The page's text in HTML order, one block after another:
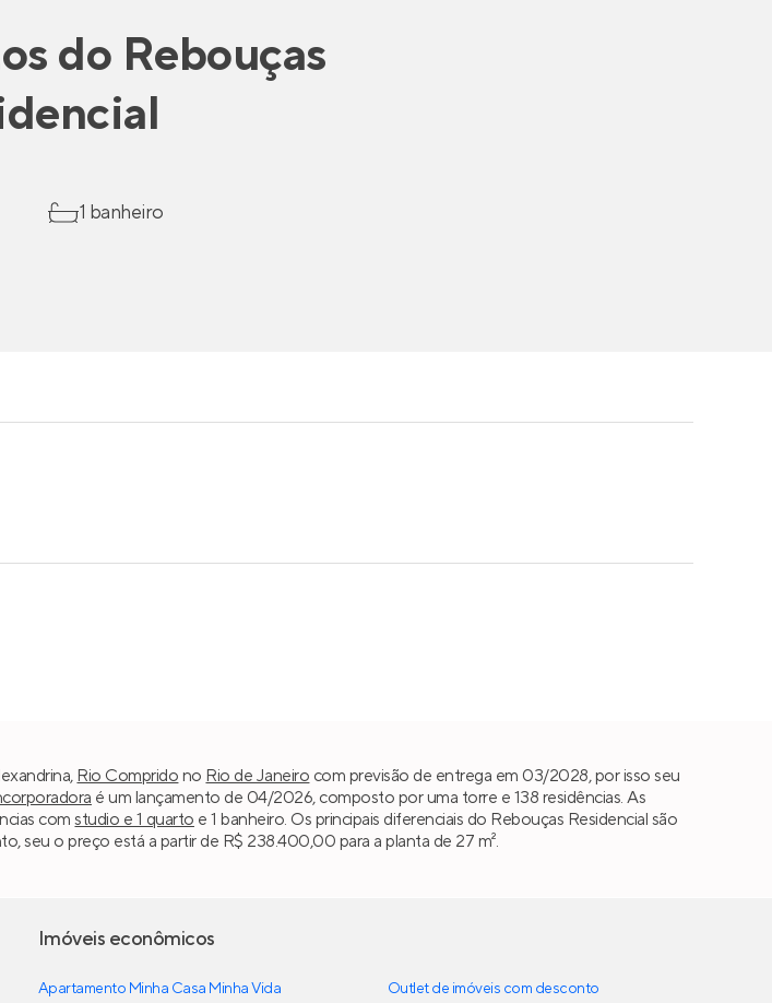
do Rebouças
1 banheiro
Rio Comprido no Rio de Janeiro com previsão de entrega em 03/2028, por isso seu
é um lançamento de 04/2026, composto por uma torre e 138 residências. As
comstudio e 1 quarto e 1 banheiro. Os principais diferenciais do Rebouças Residencial são
seu o preço está a partir de R$ 238.400,00 para a planta de 27 m².
Imóveis econômicos
Apartamento Minha Casa Minha Vida
Outlet de imóveis com desconto